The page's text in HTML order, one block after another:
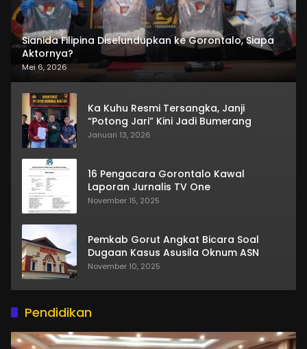
Sianida Filipina Diselundupkan ke Gorontalo, Siapa
Aktornya?
Mei 6, 2026
Ka Kuhu Resmi Tersangka, Janji
“Potong Jari” Kini Jadi Bumerang
Januari 13, 2026
16 Pengacara Gorontalo Kawal
Laporan Jurnalis TV One
November 15, 2025
Pemkab Gorut Angkat Bicara Soal
Dugaan Kasus Asusila Oknum ASN
November 10, 2025
Pendidikan